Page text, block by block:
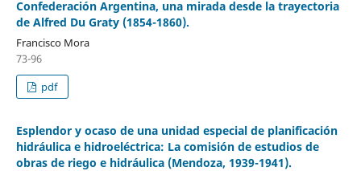
Confederación Argentina, una mirada desde la trayectoria
de Alfred Du Graty (1854-1860).
Francisco Mora
73-96
pdf
Esplendor y ocaso de una unidad especial de planificación
hidráulica e hidroeléctrica: La comisión de estudios de
obras de riego e hidráulica (Mendoza, 1939-1941).